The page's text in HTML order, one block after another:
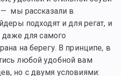
мы рассказали в
подходят и для регат, и
даже для самого
на берегу. В принципе, в
любой удобной вам
но с двумя условиями: